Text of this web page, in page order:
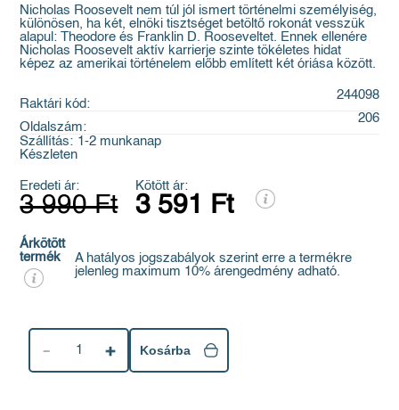
Nicholas Roosevelt nem túl jól ismert történelmi személyiség,
különösen, ha két, elnöki tisztséget betöltő rokonát vesszük
alapul: Theodore és Franklin D. Rooseveltet. Ennek ellenére
Nicholas Roosevelt aktív karrierje szinte tökéletes hidat
képez az amerikai történelem előbb említett két óriása között.
Raktári kód:
244098
Oldalszám:
206
Szállítás: 1-2 munkanap
Készleten
Eredeti ár:
3 990 Ft
Kötött ár:
3 591 Ft
Árkötött
termék
A hatályos jogszabályok szerint erre a termékre
jelenleg maximum 10% árengedmény adható.
1 Kosárba